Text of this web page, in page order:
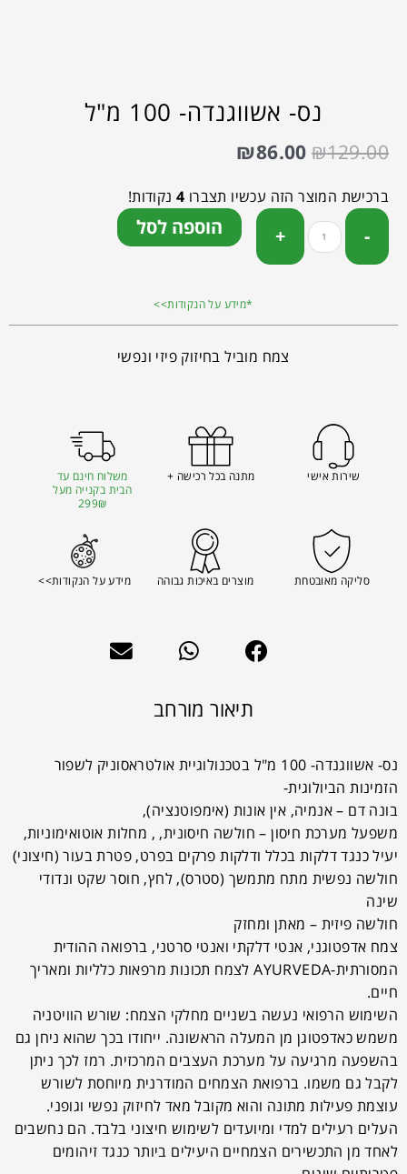
נס- אשווגנדה- 100 מ"ל
₪129.00
₪86.00
ברכישת המוצר הזה עכשיו תצברו 4 נקודות!
הוספה לסל
*מידע על הנקודות>>
צמח מוביל בחיזוק פיזי ונפשי
שירות אישי מתנה בכל רכישה +
משלוח חינם עד
הבית בקנייה מעל
299₪
סליקה מאובטחת מוצרים באיכות גבוהה מידע על הנקודות>>
תיאור מורחב
נס- אשווגנדה- 100 מ"ל בטכנולוגיית אולטראסוניק לשפור
הזמינות הביולוגית-
בונה דם – אנמיה, אין אונות (אימפוטנציה),
משפעל מערכת חיסון – חולשה חיסונית, , מחלות אוטואימוניות,
יעיל כנגד דלקות בכלל ודלקות פרקים בפרט, פטרת בעור (חיצוני)
חולשה נפשית מתח מתמשך (סטרס), לחץ, חוסר שקט ונדודי
שינה
חולשה פיזית – מאתן ומחזק
צמח אדפטוגני, אנטי דלקתי ואנטי סרטני, ברפואה ההודית
המסורתית-AYURVEDA לצמח תכונות מרפאות כלליות ומאריך
חיים.
השימוש הרפואי נעשה בשניים מחלקי הצמח: שורש הוויטניה
משמש כאדפטוגן מן המעלה הראשונה. ייחודו בכך שהוא ניחן גם
בהשפעה מרגיעה על מערכת העצבים המרכזית. רמז לכך ניתן
לקבל גם משמו. ברפואת הצמחים המודרנית מיוחסת לשורש
עוצמת פעילות מתונה והוא מקובל מאד לחיזוק נפשי וגופני.
העלים רעילים למדי ומיועדים לשימוש חיצוני בלבד. הם נחשבים
לאחד מן התכשירים הצמחיים היעילים ביותר כנגד זיהומים